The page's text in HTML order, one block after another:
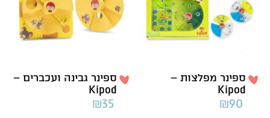
ספינר מפלצות –
Kipod
₪90
ספינר גבינה ועכברים –
Kipod
₪35